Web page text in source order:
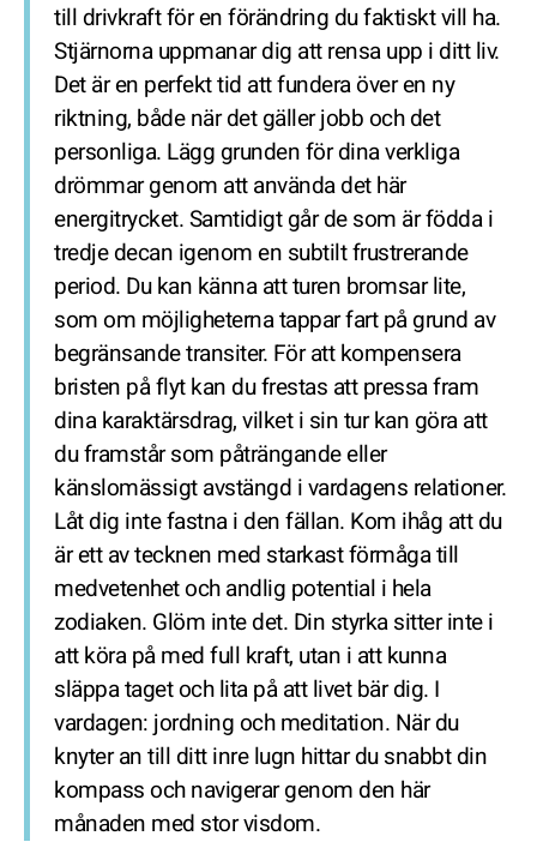
till drivkraft för en förändring du faktiskt vill ha.
Stjärnorna uppmanar dig att rensa upp i ditt liv.
Det är en perfekt tid att fundera över en ny
riktning, både när det gäller jobb och det
personliga. Lägg grunden för dina verkliga
drömmar genom att använda det här
energitrycket. Samtidigt går de som är födda i
tredje decan igenom en subtilt frustrerande
period. Du kan känna att turen bromsar lite,
som om möjligheterna tappar fart på grund av
begränsande transiter. För att kompensera
bristen på flyt kan du frestas att pressa fram
dina karaktärsdrag, vilket i sin tur kan göra att
du framstår som påträngande eller
känslomässigt avstängd i vardagens relationer.
Låt dig inte fastna i den fällan. Kom ihåg att du
är ett av tecknen med starkast förmåga till
medvetenhet och andlig potential i hela
zodiaken. Glöm inte det. Din styrka sitter inte i
att köra på med full kraft, utan i att kunna
släppa taget och lita på att livet bär dig. I
vardagen: jordning och meditation. När du
knyter an till ditt inre lugn hittar du snabbt din
kompass och navigerar genom den här
månaden med stor visdom.